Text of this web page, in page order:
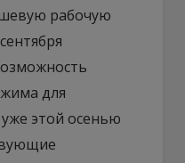
рабочую
для
этой осенью